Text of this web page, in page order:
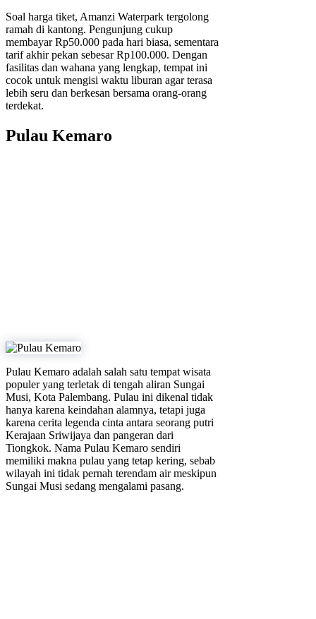
Soal harga tiket, Amanzi Waterpark tergolong
ramah di kantong. Pengunjung cukup
membayar Rp50.000 pada hari biasa, sementara
tarif akhir pekan sebesar Rp100.000. Dengan
fasilitas dan wahana yang lengkap, tempat ini
cocok untuk mengisi waktu liburan agar terasa
lebih seru dan berkesan bersama orang-orang
terdekat.
Pulau Kemaro
Pulau Kemaro adalah salah satu tempat wisata
populer yang terletak di tengah aliran Sungai
Musi, Kota Palembang. Pulau ini dikenal tidak
hanya karena keindahan alamnya, tetapi juga
karena cerita legenda cinta antara seorang putri
Kerajaan Sriwijaya dan pangeran dari
Tiongkok. Nama Pulau Kemaro sendiri
memiliki makna pulau yang tetap kering, sebab
wilayah ini tidak pernah terendam air meskipun
Sungai Musi sedang mengalami pasang.